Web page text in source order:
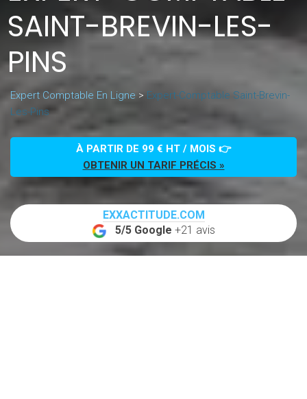
SAINT-BREVIN-LES-
PINS
Expert Comptable En Ligne > Expert-Comptable Saint-Brevin-
Les-Pins
À PARTIR DE 99 € HT / MOIS 👉
OBTENIR UN TARIF PRÉCIS »
EXXACTITUDE.COM
5/5 Google +21 avis